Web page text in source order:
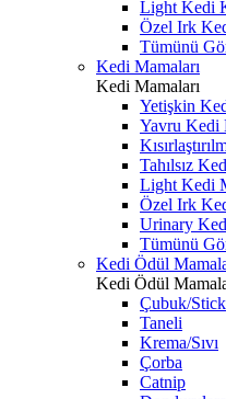
Light Kedi
Özel Irk
Tümünü
Kedi Mamaları
Kedi Mamaları
Yetişkin
Yavru Kedi
Tahılsız
Light Kedi
Özel Irk
Urinary
Tümünü
Kedi Ödül
Kedi Ödül
Çubuk/Stick
Taneli
Krema/Sıvı
Çorba
Catnip